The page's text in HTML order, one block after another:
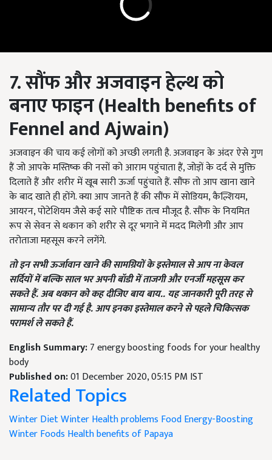
7. सौंफ और अजवाइन हेल्थ को
बनाए फाइन (Health benefits of
Fennel and Ajwain)
अजवाइन की चाय कई लोगों को अच्छी लगती है. अजवाइन के अंदर ऐसे गुण
हैं जो आपके मस्तिष्क की नसों को आराम पहुंचाता हैं, जोड़ों के दर्द से मुक्ति
दिलाते हैं और शरीर में खूब सारी ऊर्जा पहुंचाते हैं. सौंफ तो आप खाना खाने
के बाद खाते ही होंगे. क्या आप जानते हैं की सौंफ में सोडियम, कैल्शियम,
आयरन, पोटेशियम जैसे कई सारे पौष्टिक तत्व मौजूद है. सौंफ के नियमित
रूप से सेवन से थकान को शरीर से दूर भगाने में मदद मिलेगी और आप
तरोताजा महसूस करने लगेंगे.
तो इन सभी ऊर्जावान खाने की सामग्रियों के इस्तेमाल से आप ना केवल
सर्दियों में बल्कि साल भर अपनी बॉडी में ताजगी और एनर्जी महसूस कर
सकते हैं. अब थकान को कह दीजिए बाय बाय.. यह जानकारी पूरी तरह से
सामान्य तौर पर दी गई है. आप इनका इस्तेमाल करने से पहले चिकित्सक
परामर्श ले सकते हैं.
English Summary:7 energy boosting foods for your healthy
body
Published on:01 December 2020, 05:15 PM IST
Related Topics
Winter DietWinter Health problems Food Energy-Boosting
Winter Foods Health benefits of Papaya